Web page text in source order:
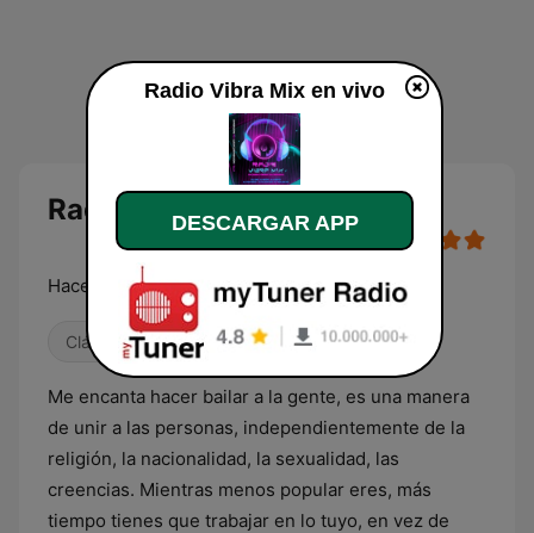
Radio Vibra Mix en vivo
Hace vibrar tus sentidos
Clásica Locales Chillout
Me encanta hacer bailar a la gente, es una manera
de unir a las personas, independientemente de la
religión, la nacionalidad, la sexualidad, las
creencias. Mientras menos popular eres, más
tiempo tienes que trabajar en lo tuyo, en vez de
Radio Vibra Mix en vivo
DESCARGAR APP